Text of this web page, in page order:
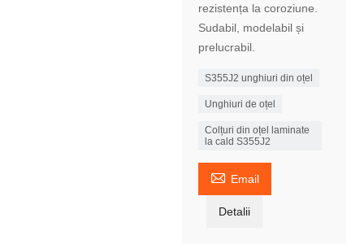
rezistența la coroziune.
Sudabil, modelabil și
prelucrabil.
S355J2 unghiuri din oțel
Unghiuri de oțel
Colțuri din oțel laminate
la cald S355J2
 Email
Detalii